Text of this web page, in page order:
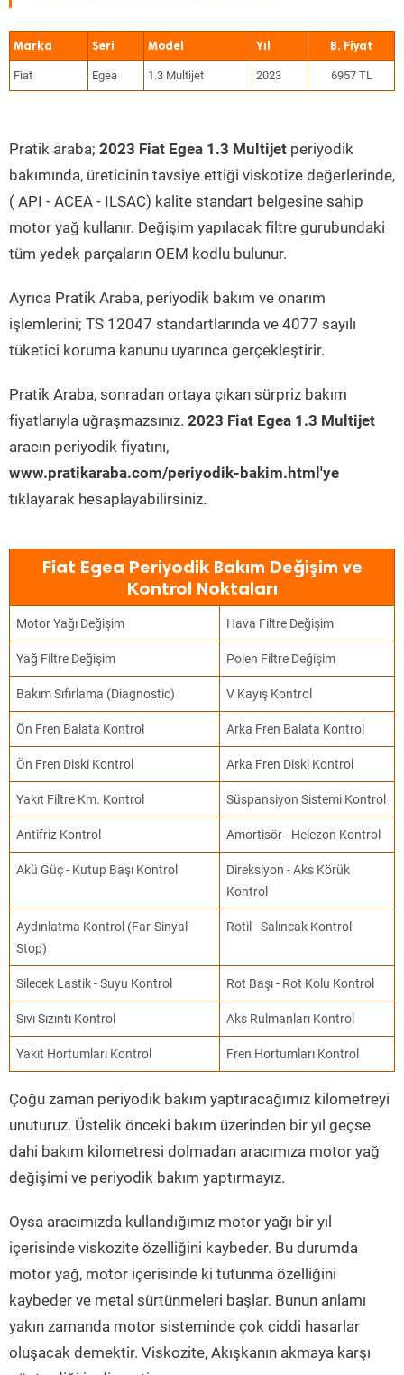
Marka Seri Model Yıl
Fiat Egea 1.3 Multijet 2023 6957 TL
Pratik araba; 2023 Fiat Egea 1.3 Multijet periyodik
bakımında, üreticinin tavsiye ettiği viskotize değerlerinde,
( API - ACEA - ILSAC) kalite standart belgesine sahip
motor yağ kullanır. Değişim yapılacak filtre gurubundaki
tüm yedek parçaların OEM kodlu bulunur.
Ayrıca Pratik Araba, periyodik bakım ve onarım
işlemlerini; TS 12047 standartlarında ve 4077 sayılı
tüketici koruma kanunu uyarınca gerçekleştirir.
Pratik Araba, sonradan ortaya çıkan sürpriz bakım
fiyatlarıyla uğraşmazsınız. 2023 Fiat Egea 1.3 Multijet
aracın periyodik fiyatını,
www.pratikaraba.com/periyodik-bakim.html'ye
tıklayarak hesaplayabilirsiniz.
Fiat Egea Periyodik Bakım Değişim ve
Kontrol Noktaları
Motor Yağı Değişim Hava Filtre Değişim
Yağ Filtre Değişim Polen Filtre Değişim
Bakım Sıfırlama (Diagnostic) V Kayış Kontrol
Ön Fren Balata Kontrol Arka Fren Balata Kontrol
Ön Fren Diski Kontrol Arka Fren Diski Kontrol
Yakıt Filtre Km. Kontrol Süspansiyon Sistemi Kontrol
Antifriz Kontrol Amortisör - Helezon Kontrol
Akü Güç - Kutup Başı Kontrol
Direksiyon - Aks Körük
Kontrol
Aydınlatma Kontrol (Far-Sinyal-
Stop)
Rotil - Salıncak Kontrol
Silecek Lastik - Suyu Kontrol Rot Başı - Rot Kolu Kontrol
Sıvı Sızıntı Kontrol Aks Rulmanları Kontrol
Yakıt Hortumları Kontrol Fren Hortumları Kontrol
Çoğu zaman periyodik bakım yaptıracağımız kilometreyi
unuturuz. Üstelik önceki bakım üzerinden bir yıl geçse
dahi bakım kilometresi dolmadan aracımıza motor yağ
değişimi ve periyodik bakım yaptırmayız.
Oysa aracımızda kullandığımız motor yağı bir yıl
içerisinde viskozite özelliğini kaybeder. Bu durumda
motor yağ, motor içerisinde ki tutunma özelliğini
kaybeder ve metal sürtünmeleri başlar. Bunun anlamı
yakın zamanda motor sisteminde çok ciddi hasarlar
oluşacak demektir. Viskozite, Akışkanın akmaya karşı